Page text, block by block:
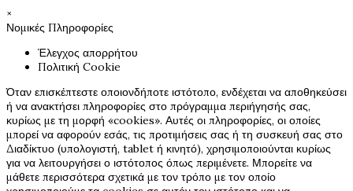
×
Νομικές Πληροφορίες
Έλεγχος απορρήτου
Πολιτική Cookie
Όταν επισκέπτεστε οποιονδήποτε ιστότοπο, ενδέχεται να αποθηκεύσει
ή να ανακτήσει πληροφορίες στο πρόγραμμα περιήγησής σας,
κυρίως με τη μορφή «cookies». Αυτές οι πληροφορίες, οι οποίες
μπορεί να αφορούν εσάς, τις προτιμήσεις σας ή τη συσκευή σας στο
Διαδίκτυο (υπολογιστή, tablet ή κινητό), χρησιμοποιούνται κυρίως
για να λειτουργήσει ο ιστότοπος όπως περιμένετε. Μπορείτε να
μάθετε περισσότερα σχετικά με τον τρόπο με τον οποίο